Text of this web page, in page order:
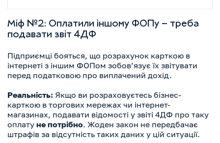
Міф №2: Оплатили іншому ФОПу – треба
подавати звіт 4ДФ
Підприємці бояться, що розрахунок карткою в
інтернеті з іншим ФОПом зобов’язує їх звітувати
перед податковою про виплачений дохід.
Реальність: Якщо ви розраховуєтесь бізнес-
карткою в торгових мережах чи інтернет-
магазинах, подавати відомості у звіті 4ДФ про таку
оплату не потрібно. Жоден закон не передбачає
штрафів за відсутність таких даних у цій ситуації.